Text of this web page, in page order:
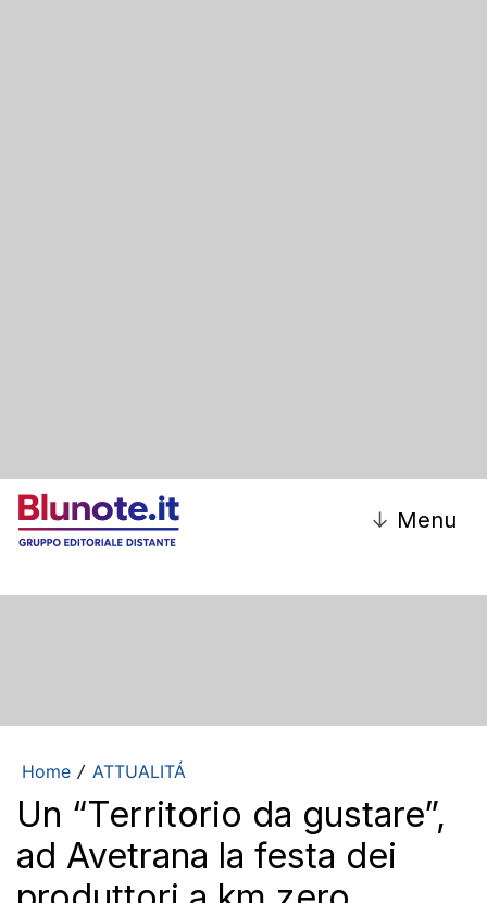
↓ Menu
Home / ATTUALITÁ
Un “Territorio da gustare”,
ad Avetrana la festa dei